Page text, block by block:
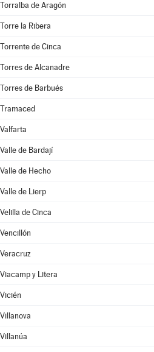
Torralba de Aragón
Torre la Ribera
Torrente de Cinca
Torres de Alcanadre
Torres de Barbués
Tramaced
Valfarta
Valle de Bardají
Valle de Hecho
Valle de Lierp
Velilla de Cinca
Vencillón
Veracruz
Viacamp y Litera
Vicién
Villanova
Villanúa